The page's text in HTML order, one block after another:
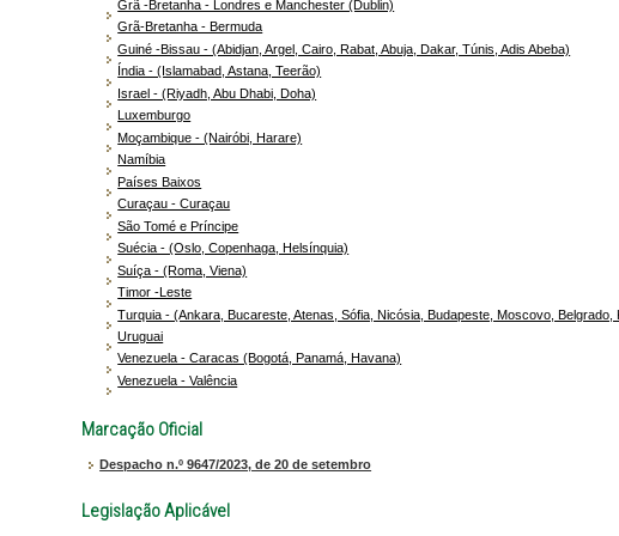
Grã -Bretanha - Londres e Manchester (Dublin)
Grã-Bretanha - Bermuda
Guiné -Bissau - (Abidjan, Argel, Cairo, Rabat, Abuja, Dakar, Túnis, Adis Abeba)
Índia - (Islamabad, Astana, Teerão)
Israel - (Riyadh, Abu Dhabi, Doha)
Luxemburgo
Moçambique - (Nairóbi, Harare)
Namíbia
Países Baixos
Curaçau - Curaçau
São Tomé e Príncipe
Suécia - (Oslo, Copenhaga, Helsínquia)
Suíça - (Roma, Viena)
Timor -Leste
Turquia - (Ankara, Bucareste, Atenas, Sófia, Nicósia, Budapeste, Moscovo, Belgrado,
Uruguai
Venezuela - Caracas (Bogotá, Panamá, Havana)
Venezuela - Valência
Marcação Oficial
Despacho n.º 9647/2023, de 20 de setembro
Legislação Aplicável